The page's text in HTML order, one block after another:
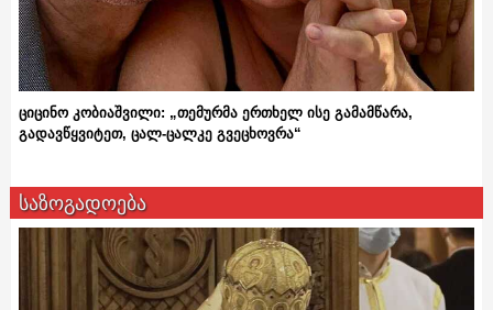
ციცინო კობიაშვილი: „თემურმა ერთხელ ისე გამამწარა,
გადავწყვიტეთ, ცალ-ცალკე გვეცხოვრა“
საზოგადოება